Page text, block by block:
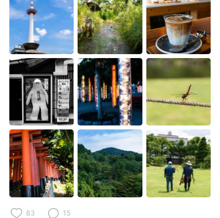
日本語 한국어
Русский ไทย
Indonesia Italiano
Türkçe Tiếng Việt
Português
83 15